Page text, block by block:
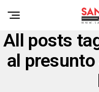
All posts
al